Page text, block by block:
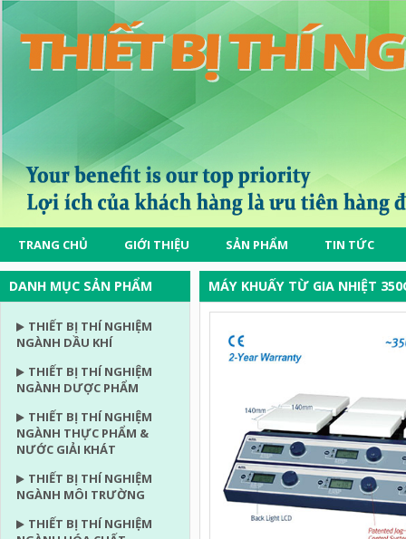
TRANG CHỦ GIỚI THIỆU SẢN PHẨM TIN TỨC
DANH MỤC SẢN PHẨM
THIẾT BỊ THÍ NGHIỆM
NGÀNH DẦU KHÍ
THIẾT BỊ THÍ NGHIỆM
NGÀNH DƯỢC PHẨM
THIẾT BỊ THÍ NGHIỆM
NGÀNH THỰC PHẨM &
NƯỚC GIẢI KHÁT
THIẾT BỊ THÍ NGHIỆM
NGÀNH MÔI TRƯỜNG
THIẾT BỊ THÍ NGHIỆM
MÁY KHUẤY TỪ GIA NHIỆT